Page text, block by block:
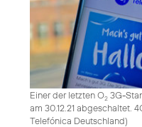
Einer der letzten O2 3G-
am 30.12.21 abgeschaltet.
Telefónica Deutschland)